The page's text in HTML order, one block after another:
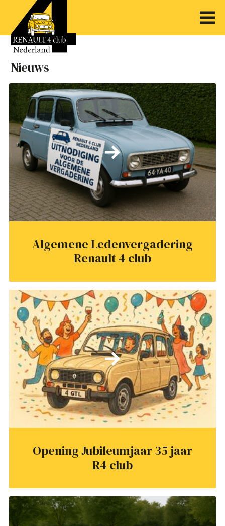
Nieuws
Algemene Ledenvergadering
Renault 4 club
Opening Jubileumjaar 35 jaar
R4 club